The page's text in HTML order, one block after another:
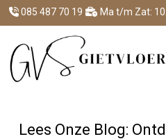
085 487 70 19 Ma t/m Zat:
Lees Onze Blog: